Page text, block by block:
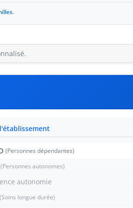
.
(Personnes dépendantes)
(Personnes autonomes)
autonomie
(Soins longue durée)